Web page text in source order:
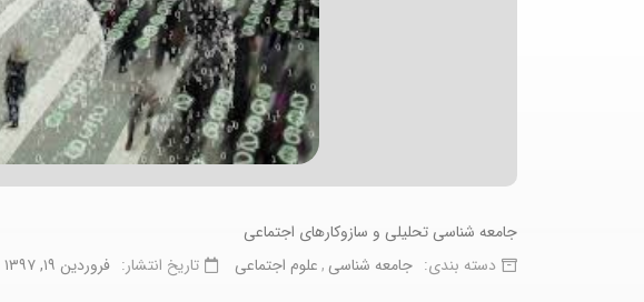
جامعه شناسی تحليلی و سازوكارهای اجتماعی
دسته بندی: جامعه شناسی علوم اجتماعی تاریخ انتشار: فروردین ۱۹, ۱۳۹۷